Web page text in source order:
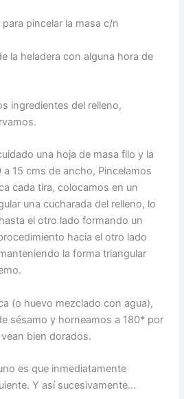
pincelar la masa c/n
la heladera con alguna hora de
ingredientes del relleno,
una hoja de masa filo y la
15 cms de ancho, Pincelamos
cada tira, colocamos en un
una cucharada del relleno, lo
el otro lado formando un
hacia el otro lado
la forma triangular
(o huevo mezclado con agua),
sésamo y horneamos a 180* por
bien dorados.
es que inmediatamente
Y así sucesivamente…